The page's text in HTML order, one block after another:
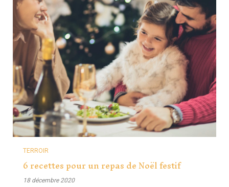
TERROIR
6 recettes pour un repas de Noël festif
18 décembre 2020